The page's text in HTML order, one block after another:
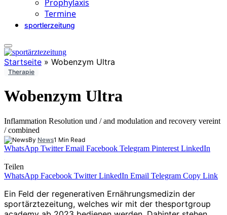
Prophylaxis
Termine
sportlerzeitung
Startseite » Wobenzym Ultra
Therapie
Wobenzym Ultra
Inflammation Resolution und / and modulation and recovery vereint
/ combined
By News1 Min Read
WhatsApp Twitter Email Facebook Telegram Pinterest LinkedIn
Teilen
WhatsApp Facebook Twitter LinkedIn Email Telegram Copy Link
Ein Feld der regenerativen Ernährungsmedizin der
sportärztezeitung, welches wir mit der thesportgroup